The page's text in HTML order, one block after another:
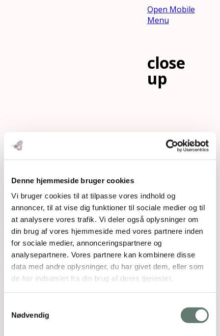
Denne hjemmeside bruger cookies
Vi bruger cookies til at tilpasse vores indhold og
annoncer, til at vise dig funktioner til sociale medier og til
at analysere vores trafik. Vi deler også oplysninger om
din brug af vores hjemmeside med vores partnere inden
for sociale medier, annonceringspartnere og
analysepartnere. Vores partnere kan kombinere disse
data med andre oplysninger, du har givet dem, eller som
de har indsamlet fra din brug af deres tjenester.
Nødvendig
Open Mobile
Menu
close
up
flagranke